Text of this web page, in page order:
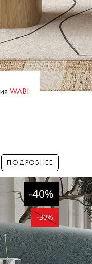
WABI
ПОДРОБНЕЕ
-40%
-30%